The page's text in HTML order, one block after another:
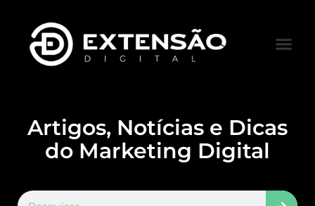
Artigos, Notícias e Dicas
do Marketing Digital